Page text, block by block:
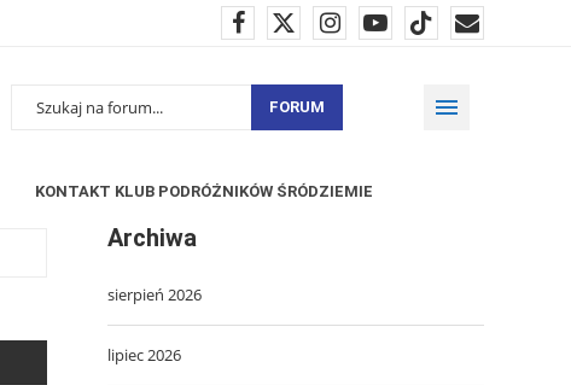
FORUM
KONTAKT KLUB PODRÓŻNIKÓW ŚRÓDZIEMIE
Archiwa
sierpień 2026
lipiec 2026